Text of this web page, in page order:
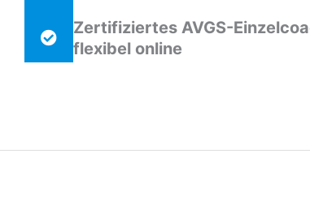
Zertifiziertes AVGS-
flexibel online